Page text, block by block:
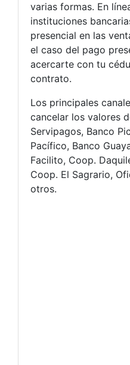
varias formas. En
instituciones
presencial en las
el caso del pago
acercarte con tu
contrato.
Los principales
cancelar los valores
Servipagos, Banco
Pacífico, Banco
Facilito, Coop.
Coop. El Sagrario,
otros.